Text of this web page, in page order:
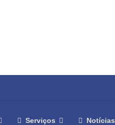
Serviços Notícias